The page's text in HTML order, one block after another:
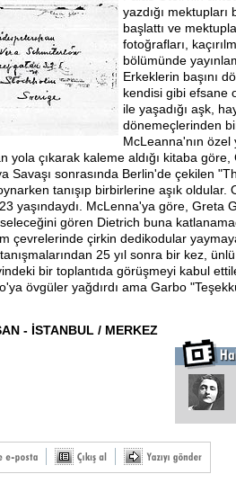
yazdığı
başlattı ve
fotoğrafları,
bölümünde
Erkeklerin başını
kendisi gibi efsane
ile yaşadığı aşk,
dönemeçlerinden
McLeanna'nın özel
yola çıkarak kaleme aldığı kitaba
Savaşı sonrasında Berlin'de çekilen
tanışıp birbirlerine aşık oldular.
yaşındaydı. McLenna'ya göre, Greta
gören Dietrich buna
çevrelerinde çirkin dedikodular
25 yıl sonra bir kez,
bir toplantıda görüşmeyi kabul
övgüler yağdırdı ama Garbo
- İSTANBUL / MERKEZ